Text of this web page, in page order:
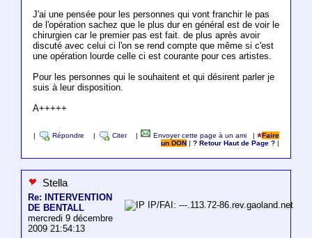
J'ai une pensée pour les personnes qui vont franchir le pas
de l'opération sachez que le plus dur en général est de voir le
chirurgien car le premier pas est fait. de plus après avoir
discuté avec celui ci l'on se rend compte que même si c'est
une opération lourde celle ci est courante pour ces artistes.
Pour les personnes qui le souhaitent et qui désirent parler je
suis à leur disposition.
A+++++
Répondre Citer Envoyer cette page à un ami |
Faire
un DON
|? Retour Haut de Page ?
Stella
Re: INTERVENTION
DE BENTALL
mercredi 9 décembre
2009 21:54:13
IP/FAI: ---.113.72-86.rev.gaoland.net